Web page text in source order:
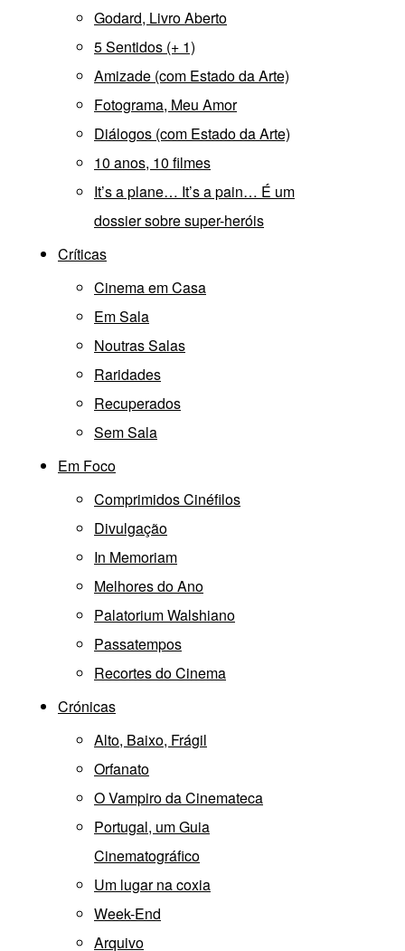
Godard, Livro Aberto
5 Sentidos (+ 1)
Amizade (com Estado da Arte)
Fotograma, Meu Amor
Diálogos (com Estado da Arte)
10 anos, 10 filmes
It’s a plane… It’s a pain… É um
dossier sobre super-heróis
Críticas
Cinema em Casa
Em Sala
Noutras Salas
Raridades
Recuperados
Sem Sala
Em Foco
Comprimidos Cinéfilos
Divulgação
In Memoriam
Melhores do Ano
Palatorium Walshiano
Passatempos
Recortes do Cinema
Crónicas
Alto, Baixo, Frágil
Orfanato
O Vampiro da Cinemateca
Portugal, um Guia
Cinematográfico
Um lugar na coxia
Week-End
Arquivo